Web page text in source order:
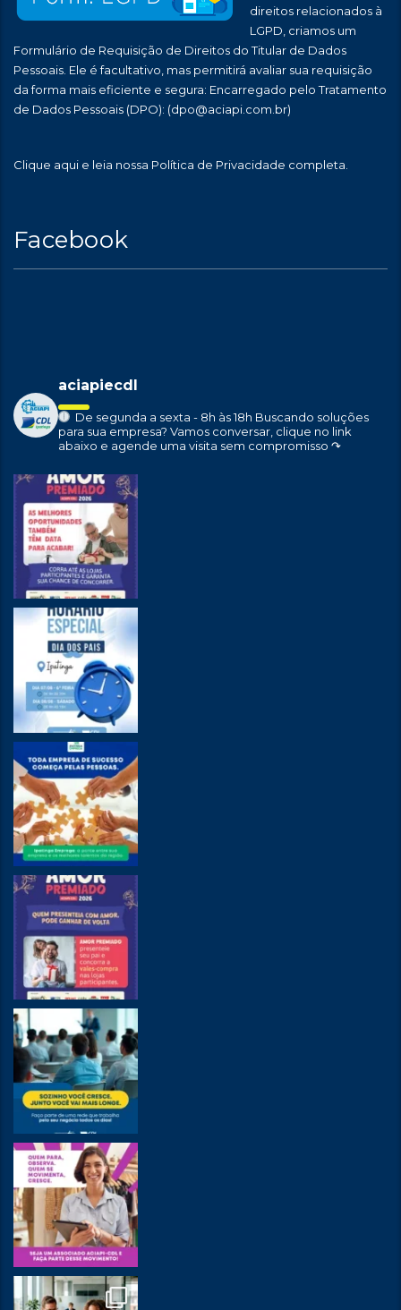
direitos relacionados à
LGPD, criamos um
Formulário de Requisição de Direitos do Titular de Dados
Pessoais. Ele é facultativo, mas permitirá avaliar sua requisição
da forma mais eficiente e segura: Encarregado pelo Tratamento
de Dados Pessoais (DPO): (dpo@aciapi.com.br)
Clique aqui e leia nossa Política de Privacidade completa.
Facebook
aciapiecdl
De segunda a sexta - 8h às 18h Buscando soluções
para sua empresa? Vamos conversar, clique no link
abaixo e agende uma visita sem compromisso ↷